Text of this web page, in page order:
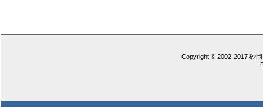
Copyright © 2002-2017 砂